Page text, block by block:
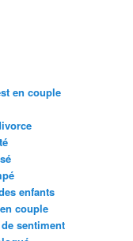
en couple
enfants
couple
sentiment